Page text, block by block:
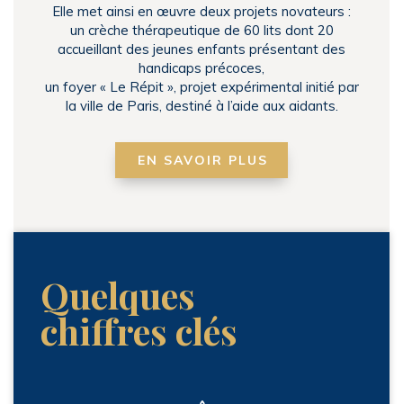
Elle met ainsi en œuvre deux projets novateurs :
un crèche thérapeutique de 60 lits dont 20
accueillant des jeunes enfants présentant des
handicaps précoces,
un foyer « Le Répit », projet expérimental initié par
la ville de Paris, destiné à l’aide aux aidants.
EN SAVOIR PLUS
Quelques
chiffres clés